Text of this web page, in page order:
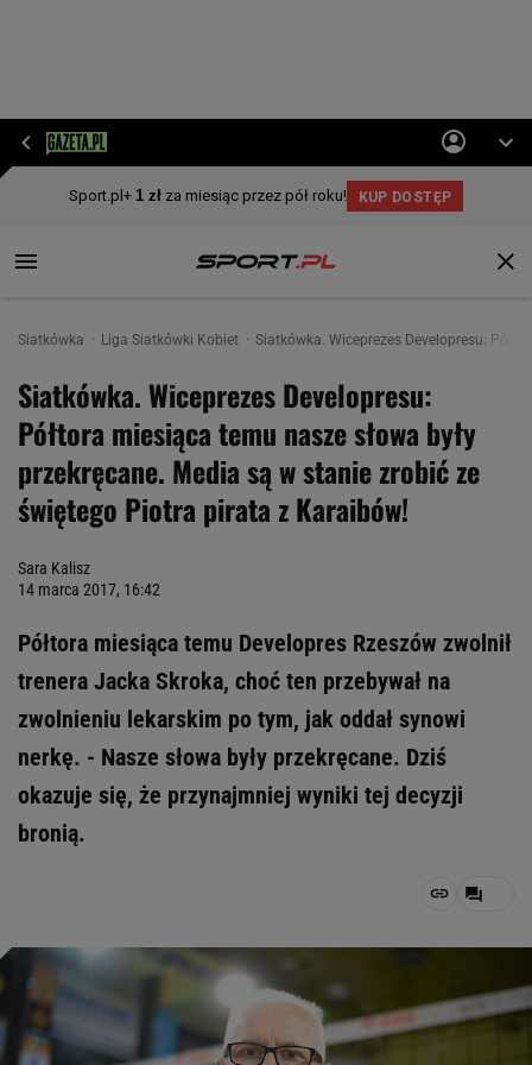
Siatkówka Liga Siatkówki Kobiet Siatkówka. Wiceprezes Developresu:
Siatkówka. Wiceprezes Developresu:
Półtora miesiąca temu nasze słowa były
przekręcane. Media są w stanie zrobić ze
świętego Piotra pirata z Karaibów!
Sara Kalisz
14 marca 2017, 16:42
Półtora miesiąca temu Developres Rzeszów zwolnił
trenera Jacka Skroka, choć ten przebywał na
zwolnieniu lekarskim po tym, jak oddał synowi
nerkę. - Nasze słowa były przekręcane. Dziś
okazuje się, że przynajmniej wyniki tej decyzji
bronią.